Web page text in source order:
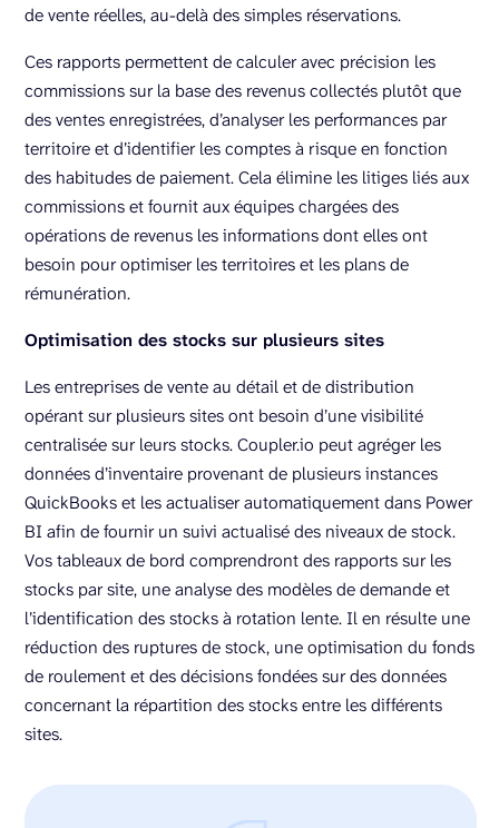
de vente réelles, au-delà des simples réservations.
Ces rapports permettent de calculer avec précision les
commissions sur la base des revenus collectés plutôt que
des ventes enregistrées, d’analyser les performances par
territoire et d’identifier les comptes à risque en fonction
des habitudes de paiement. Cela élimine les litiges liés aux
commissions et fournit aux équipes chargées des
opérations de revenus les informations dont elles ont
besoin pour optimiser les territoires et les plans de
rémunération.
Optimisation des stocks sur plusieurs sites
Les entreprises de vente au détail et de distribution
opérant sur plusieurs sites ont besoin d’une visibilité
centralisée sur leurs stocks. Coupler.io peut agréger les
données d’inventaire provenant de plusieurs instances
QuickBooks et les actualiser automatiquement dans Power
BI afin de fournir un suivi actualisé des niveaux de stock.
Vos tableaux de bord comprendront des rapports sur les
stocks par site, une analyse des modèles de demande et
l’identification des stocks à rotation lente. Il en résulte une
réduction des ruptures de stock, une optimisation du fonds
de roulement et des décisions fondées sur des données
concernant la répartition des stocks entre les différents
sites.